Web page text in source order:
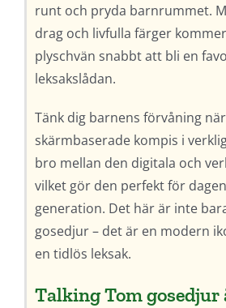
runt och pryda barnrummet.
drag och livfulla färger
plyschvän snabbt att bli en
leksakslådan.
Tänk dig barnens förvåning
skärmbaserade kompis i
bro mellan den digitala och
vilket gör den perfekt för
generation. Det här är inte
gosedjur – det är en modern
en tidlös leksak.
Talking Tom gosedjur